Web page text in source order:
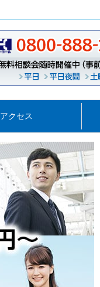
アクセス